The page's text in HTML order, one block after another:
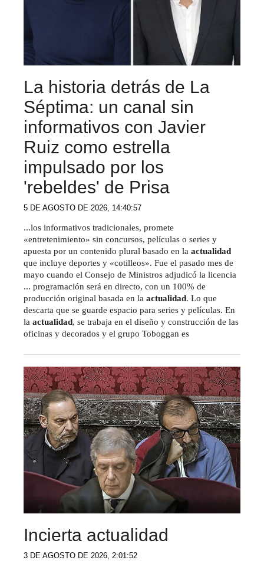
La historia detrás de La
Séptima: un canal sin
informativos con Javier
Ruiz como estrella
impulsado por los
'rebeldes' de Prisa
5 DE AGOSTO DE 2026, 14:40:57
...los informativos tradicionales, promete
«entretenimiento» sin concursos, películas o series y
apuesta por un contenido plural basado en la actualidad
que incluye deportes y «cotilleos». Fue el pasado mes de
mayo cuando el Consejo de Ministros adjudicó la licencia
... programación será en directo, con un 100% de
producción original basada en la actualidad. Lo que
descarta que se guarde espacio para series y películas. En
la actualidad, se trabaja en el diseño y construcción de las
oficinas y decorados y el grupo Toboggan es
Incierta actualidad
3 DE AGOSTO DE 2026, 2:01:52